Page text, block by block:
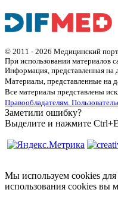
© 2011 - 2026 Медицинский
При использовании материалов
Информация, представленная на
Материалы, представленные на
Все материалы представлены
Правообладателям.
Заметили ошибку?
Выделите и нажмите
Мы используем cookies для
использования cookies вы